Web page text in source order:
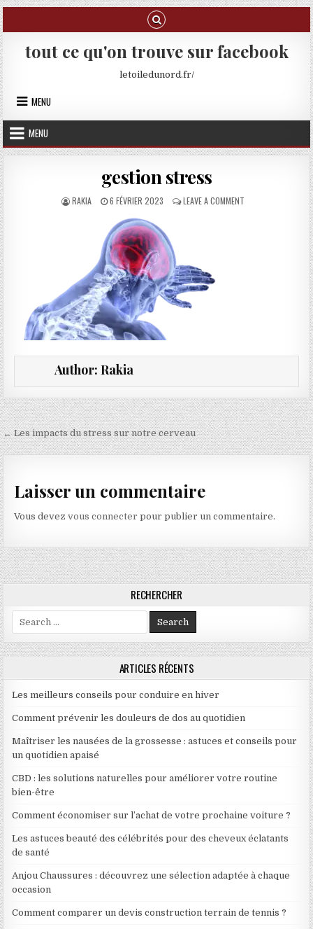
Skip to content
tout ce qu'on trouve sur facebook
letoiledunord.fr/
MENU
MENU
gestion stress
AUTHOR:
RAKIA PUBLISHED DATE:
6 FÉVRIER 2023 LEAVE A COMMENT ON GESTION
Author: Rakia
Navigation de l’article
← Les impacts du stress sur notre cerveau
Laisser un commentaire
Vous devezvous connecter pour publier un commentaire.
RECHERCHER
Search for:
ARTICLES RÉCENTS
Les meilleurs conseils pour conduire en hiver
Comment prévenir les douleurs de dos au quotidien
Maîtriser les nausées de la grossesse : astuces et conseils pour
un quotidien apaisé
CBD : les solutions naturelles pour améliorer votre routine
bien-être
Comment économiser sur l’achat de votre prochaine voiture ?
Les astuces beauté des célébrités pour des cheveux éclatants
de santé
Anjou Chaussures : découvrez une sélection adaptée à chaque
occasion
Comment comparer un devis construction terrain de tennis ?